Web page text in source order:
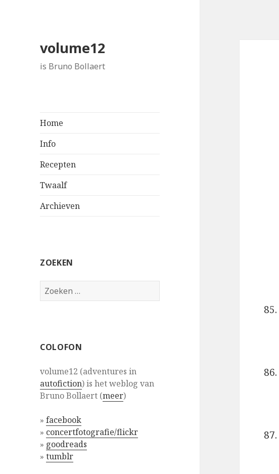
volume12
is Bruno Bollaert
Home
Info
Recepten
Twaalf
Archieven
ZOEKEN
Zoeken
naar:
COLOFON
volume12 (adventures in
autofiction) is het weblog van
Bruno Bollaert (meer)
»facebook
» concertfotografie/flickr
» goodreads
»tumblr